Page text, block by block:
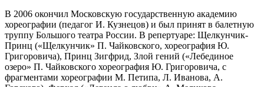
В 2006 окончил Московскую государственную академию
хореографии (педагог И. Кузнецов) и был принят в балетную
труппу Большого театра России. В репертуаре: Щелкунчик-
Принц («Щелкунчик» П. Чайковского, хореография Ю.
Григоровича), Принц Зигфрид, Злой гений («Лебединое
озеро» П. Чайковского хореография Ю. Григоровича, с
фрагментами хореографии М. Петипа, Л. Иванова, А.